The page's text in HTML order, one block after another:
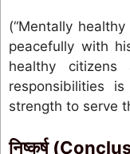
(“Mentally
peacefully with
healthy
responsibilities
strength to serve
निष्कर्ष